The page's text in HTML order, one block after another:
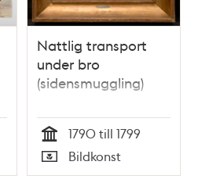
Nattlig transport
under bro
(sidensmuggling)
Tid
1790 till 1799
Typ
Bildkonst